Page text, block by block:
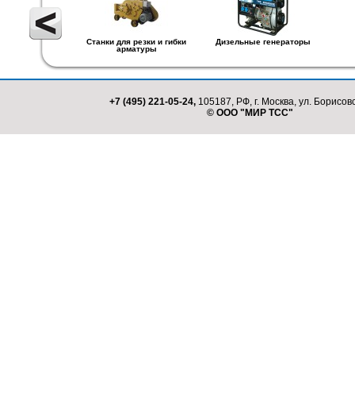
Станки для резки и гибки
арматуры
Дизельные генераторы
+7 (495) 221-05-24, 105187, РФ, г. Москва, ул.
© ООО "МИР ТСС"